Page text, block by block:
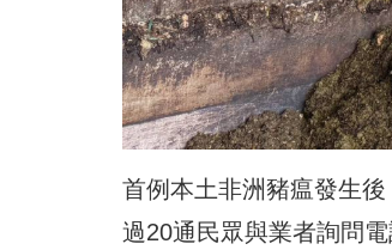
首例本土非洲豬瘟發生
過20通民眾與業者詢問